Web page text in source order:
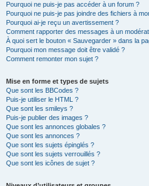
Pourquoi ne puis-je pas accéder à un forum ?
Pourquoi ne puis-je pas joindre des fichiers à
Pourquoi ai-je reçu un avertissement ?
Comment rapporter des messages à un
À quoi sert le bouton « Sauvegarder » dans la
Pourquoi mon message doit être validé ?
Comment remonter mon sujet ?
Mise en forme et types de sujets
Que sont les BBCodes ?
Puis-je utiliser le HTML ?
Que sont les smileys ?
Puis-je publier des images ?
Que sont les annonces globales ?
Que sont les annonces ?
Que sont les sujets épinglés ?
Que sont les sujets verrouillés ?
Que sont les icônes de sujet ?